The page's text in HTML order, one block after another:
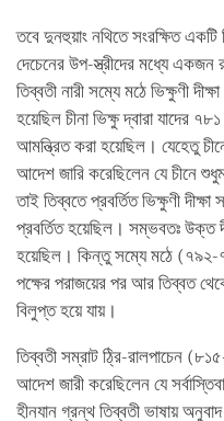
তবে দুনহুয়াং নথিতে সংরক্ষিত
দেচেনের উপ-স্ত্রীদের মধ্যে
তিব্বতী নারী সম্যে মঠে ভিক্ষুণী
হয়েছিল চীনা ভিক্ষু দ্বারা যাদের
আমন্ত্রিত করা হয়েছিল। যেহেতু
আদেশ জারি করেছিলেন যে চীনে
তাই তিব্বতে প্রবর্তিত ভিক্ষুণী
প্রবর্তিত হয়েছিল। সম্ভবতঃ উক্ত
হয়েছিল। কিন্তু সম্যে মঠে (৭৯২-৭৯৪
পক্ষের পরাজয়ের পর আর তিব্বত
বিলুপ্ত হয়ে যায়।
তিব্বতী সম্রাট ঠ্রি-রালপাচেন
আদেশ জারী করেছিলেন যে
হীনযান গ্রন্থ তিব্বতী ভাষায়